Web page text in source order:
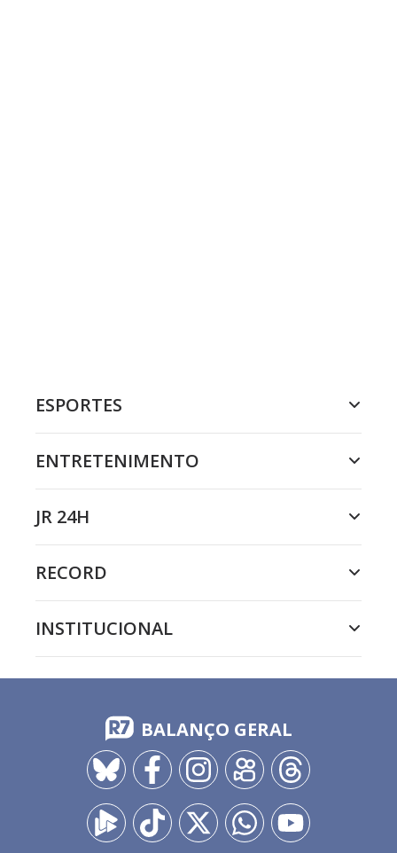
ESPORTES
ENTRETENIMENTO
JR 24H
RECORD
INSTITUCIONAL
BALANÇO GERAL